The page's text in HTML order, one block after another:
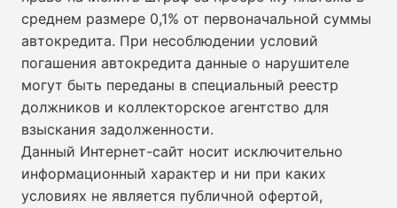
среднем размере 0,1% от первоначальной суммы
автокредита. При несоблюдении условий
погашения автокредита данные о нарушителе
могут быть переданы в специальный реестр
должников и коллекторское агентство для
взыскания задолженности.
Данный Интернет-сайт носит исключительно
информационный характер и ни при каких
условиях не является публичной офертой,